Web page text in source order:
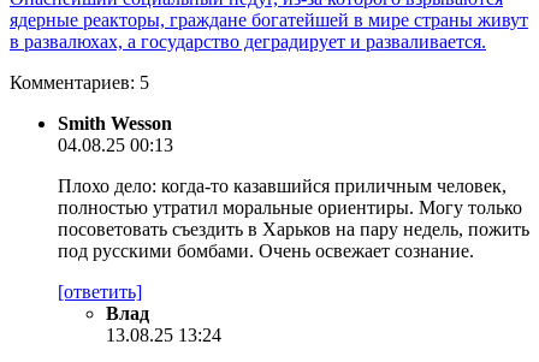
ядерные реакторы, граждане богатейшей в мире страны живут
в развалюхах, а государство деградирует и разваливается.
Комментариев: 5
Smith Wesson
04.08.25 00:13
Плохо дело: когда-то казавшийся приличным человек,
полностью утратил моральные ориентиры. Могу только
посоветовать съездить в Харьков на пару недель, пожить
под русскими бомбами. Очень освежает сознание.
[ответить]
Влад
13.08.25 13:24